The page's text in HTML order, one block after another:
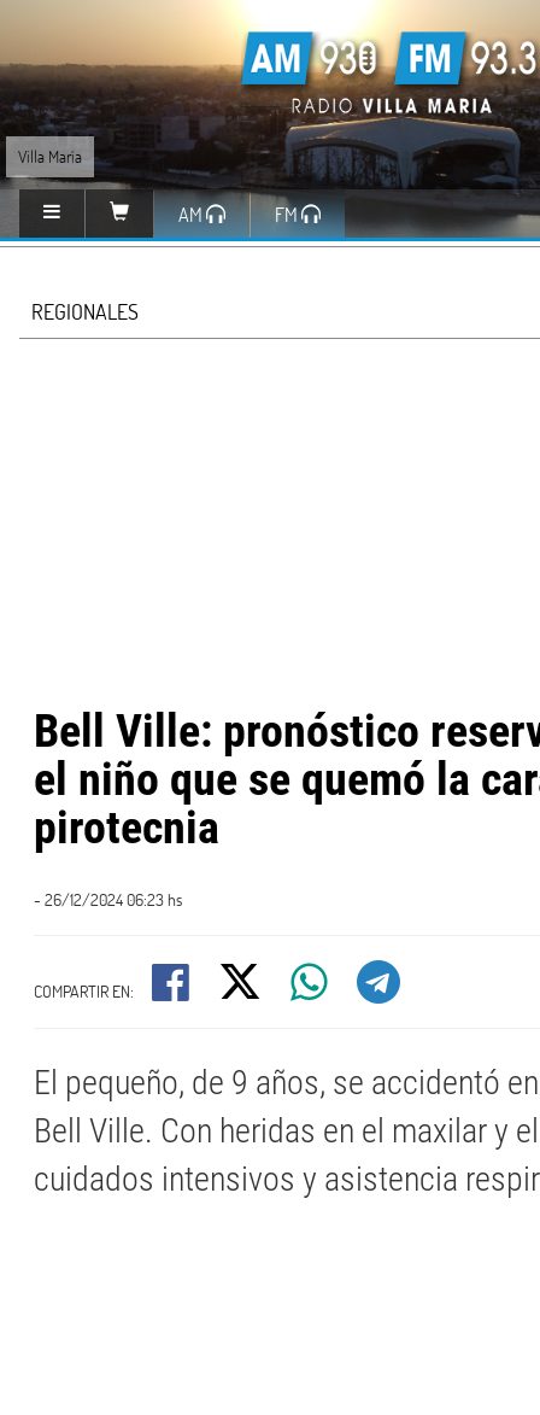
Villa María
AM FM
REGIONALES
Bell Ville: pronóstico
el niño que se quemó la
pirotecnia
- 26/12/2024 06:23 hs
COMPARTIR EN:
El pequeño, de 9 años, se accidentó
Bell Ville. Con heridas en el maxilar y
cuidados intensivos y asistencia